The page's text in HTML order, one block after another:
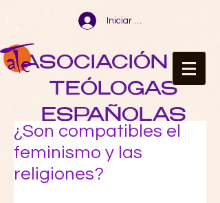
Iniciar sesión
ASOCIACIÓN DE
TEÓLOGAS
ESPAÑOLAS
¿Son compatibles el
feminismo y las
religiones?